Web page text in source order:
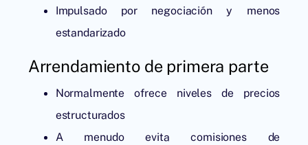
Impulsado por negociación y menos
estandarizado
Arrendamiento de primera parte
Normalmente ofrece niveles de precios
estructurados
A menudo evita comisiones de